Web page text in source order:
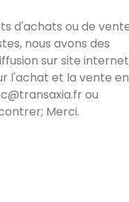
d'achats ou de
nous avons des
sur site
l'achat et la vente
ou
Merci.